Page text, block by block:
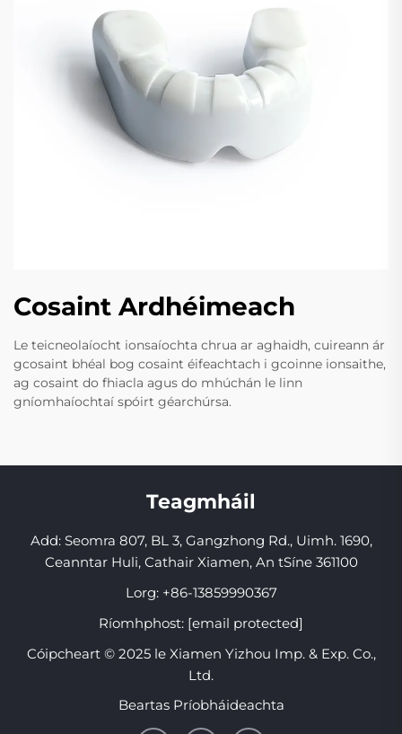
Cosaint Ardhéimeach
Le teicneolaíocht ionsaíochta chrua ar aghaidh, cuireann ár
gcosaint bhéal bog cosaint éifeachtach i gcoinne ionsaithe,
ag cosaint do fhiacla agus do mhúchán le linn
gníomhaíochtaí spóirt géarchúrsa.
Teagmháil
Add: Seomra 807, BL 3, Gangzhong Rd., Uimh. 1690,
Ceanntar Huli, Cathair Xiamen, An tSíne 361100
Lorg: +86-13859990367
Ríomhphost: [email protected]
Cóipcheart © 2025 le Xiamen Yizhou Imp. & Exp. Co.,
Ltd.
Beartas Príobháideachta